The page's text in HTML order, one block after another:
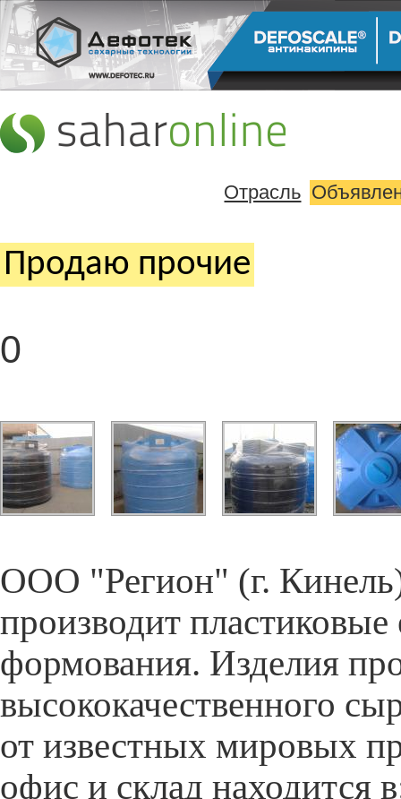
Отрасль
Продаю прочие
0
ООО "Регион" (г.
производит
формования. Изделия
высококачественного
от известных мировых
офис и склад находится